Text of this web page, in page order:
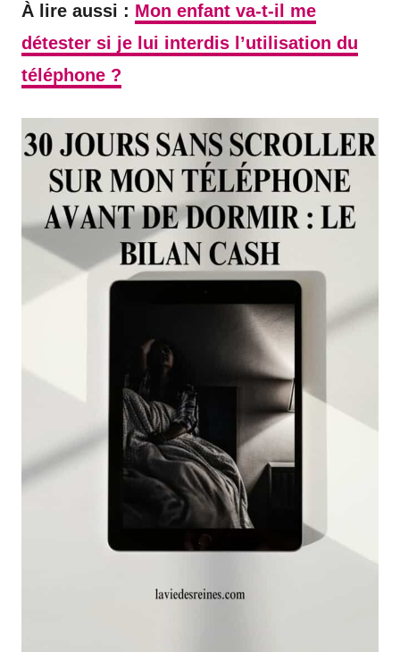
À lire aussi : Mon enfant va-t-il me
détester si je lui interdis l’utilisation du
téléphone ?